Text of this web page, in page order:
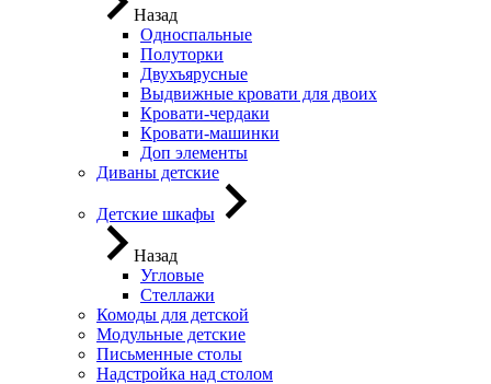
Назад
Односпальные
Полуторки
Двухъярусные
Выдвижные кровати для двоих
Кровати-чердаки
Кровати-машинки
Доп элементы
Диваны детские
Детские шкафы
Назад
Угловые
Стеллажи
Комоды для детской
Модульные детские
Письменные столы
Надстройка над столом